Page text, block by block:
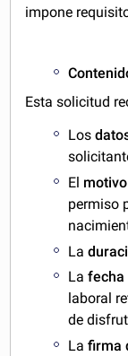
impone
Esta solicitud
Los
El motivo
permiso
La
La fecha
laboral
de
Lafirma